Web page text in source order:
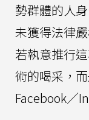
勢群體的人
未獲得法律
若執意推行
術的喝采，
Facebook／